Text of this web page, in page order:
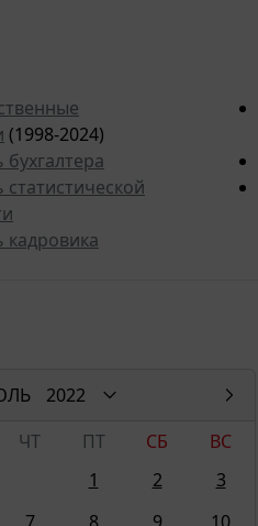
(1998-2024)
бухгалтера
статистической
кадровика
2022
ЧТ ПТ СБ
ВС
1
2
3
7 8 9
10